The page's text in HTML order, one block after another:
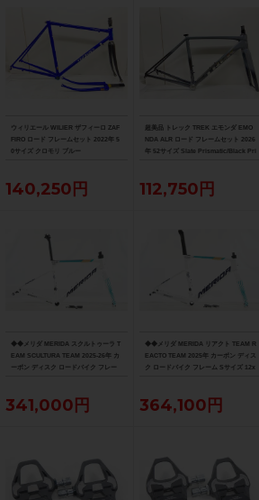
ウィリエール WILIER ザフィーロ ZAF
FIRO ロード フレームセット 2022年 5
0サイズ クロモリ ブルー
140,250円
超美品 トレック TREK エモンダ EMO
NDA ALR ロード フレームセット 2026
年 52サイズ Slate Prismatic/Black Pri
112,750円
◆◆メリダ MERIDA スクルトゥーラ T
EAM SCULTURA TEAM 2025-26年 カ
ーボン ディスク ロードバイク フレー
341,000円
◆◆メリダ MERIDA リアクト TEAM R
EACTO TEAM 2025年 カーボン ディス
ク ロードバイク フレーム Sサイズ 12x
364,100円